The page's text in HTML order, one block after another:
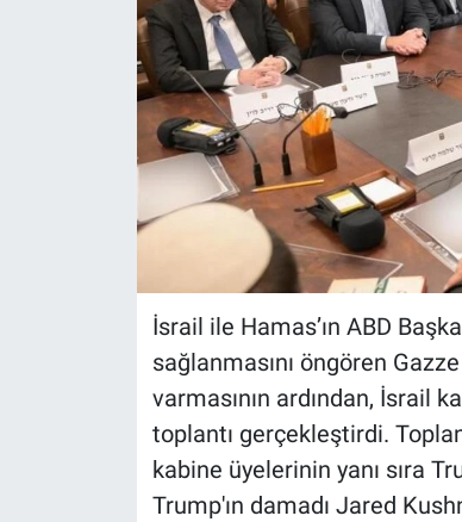
İsrail ile Hamas’ın ABD
sağlanmasını öngören
varmasının ardından, İsrail
toplantı gerçekleştirdi.
kabine üyelerinin yanı sıra
Trump'ın damadı Jared